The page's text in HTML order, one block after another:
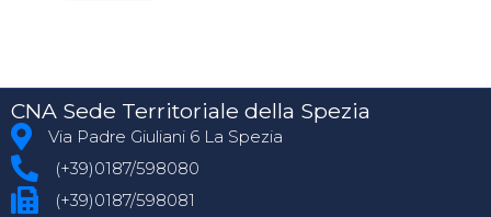
CNA Sede Territoriale della Spezia
Via Padre Giuliani 6 La Spezia
(+39)0187/598080
(+39)0187/598081